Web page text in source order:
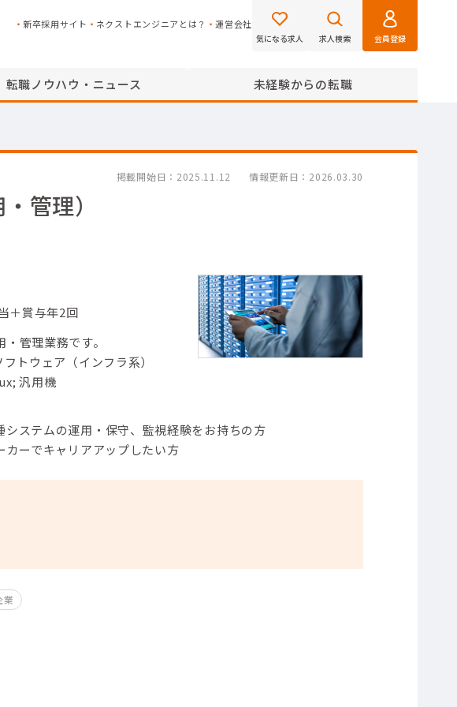
新卒採用サイト ネクストエンジニアとは？ 運営会社
気になる求人 求人検索 会員登録
転職ノウハウ・ニュース 未経験からの転職
掲載開始日 2025.11.12 情報更新日 2026.03.30
管理）
＋賞与年2回
管理業務です。
トウェア（インフラ系）
汎用機
システムの運用・保守、監視経験をお持ちの方
カーでキャリアアップしたい方
業